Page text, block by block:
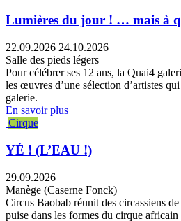
Lumières du jour ! … mais à
22.09.2026 24.10.2026
Salle des pieds légers
Pour célébrer ses 12 ans, la Quai4
les œuvres d’une sélection d’artistes
galerie.
En savoir plus
Cirque
YÉ ! (L’EAU !)
29.09.2026
Manège (Caserne Fonck)
Circus Baobab réunit des circassiens
puise dans les formes du cirque